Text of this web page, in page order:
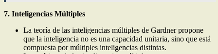
7. Inteligencias Múltiples
La teoría de las inteligencias múltiples de Gardner propone
que la inteligencia no es una capacidad unitaria, sino que está
compuesta por múltiples inteligencias distintas.